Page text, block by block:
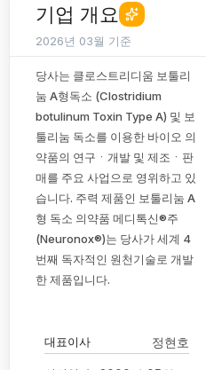
기업 개요
2026년 03월 기준
당사는 클로스트리디움 보툴리
눔 A형독소 (Clostridium
botulinum Toxin Type A) 및 보
툴리눔 독소를 이용한 바이오 의
약품의 연구ㆍ개발 및 제조ㆍ판
매를 주요 사업으로 영위하고 있
습니다. 주력 제품인 보툴리눔 A
형 독소 의약품 메디톡신®주
(Neuronox®)는 당사가 세계 4
번째 독자적인 원천기술로 개발
한 제품입니다.
대표이사 정현호